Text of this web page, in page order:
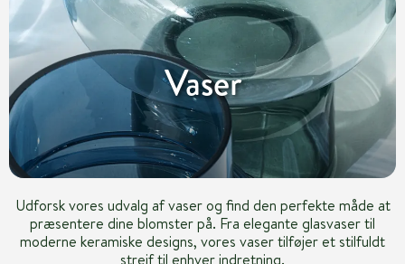
Vaser
Udforsk vores udvalg af vaser og find den perfekte måde at
præsentere dine blomster på. Fra elegante glasvaser til
moderne keramiske designs, vores vaser tilføjer et stilfuldt
strejf til enhver indretning.